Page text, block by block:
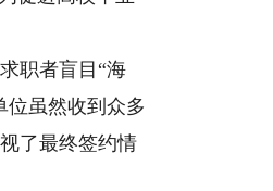
职者盲目“海
位虽然收到众多
了最终签约情